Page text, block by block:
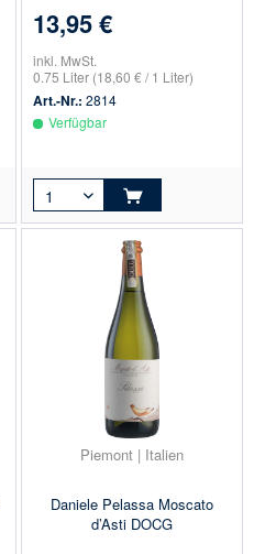
13,95 €
inkl. MwSt.
0.75 Liter (18,60 € / 1 Liter)
Art.-Nr.: 2814
Verfügbar
Piemont | Italien
Daniele Pelassa Moscato
d’Asti DOCG